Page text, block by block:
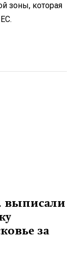
зоны, которая
выписали
за